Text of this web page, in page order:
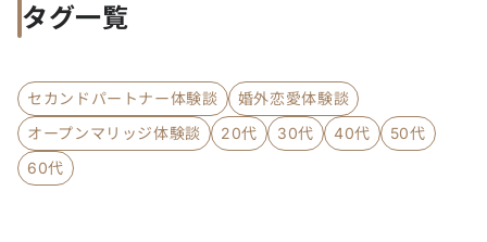
タグ一覧
セカンドパートナー体験談
婚外恋愛体験談
オープンマリッジ体験談
20代 30代 40代
50代
60代